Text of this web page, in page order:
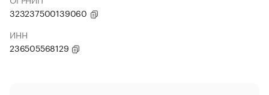
323237500139060
ИНН
236505568129